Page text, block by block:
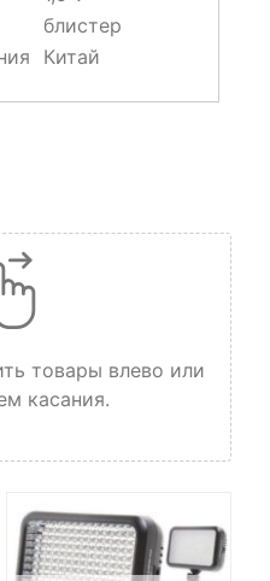
блистер
Китай
товары влево или
касания.